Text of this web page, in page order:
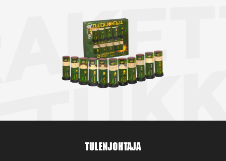
Tulenjohtaja